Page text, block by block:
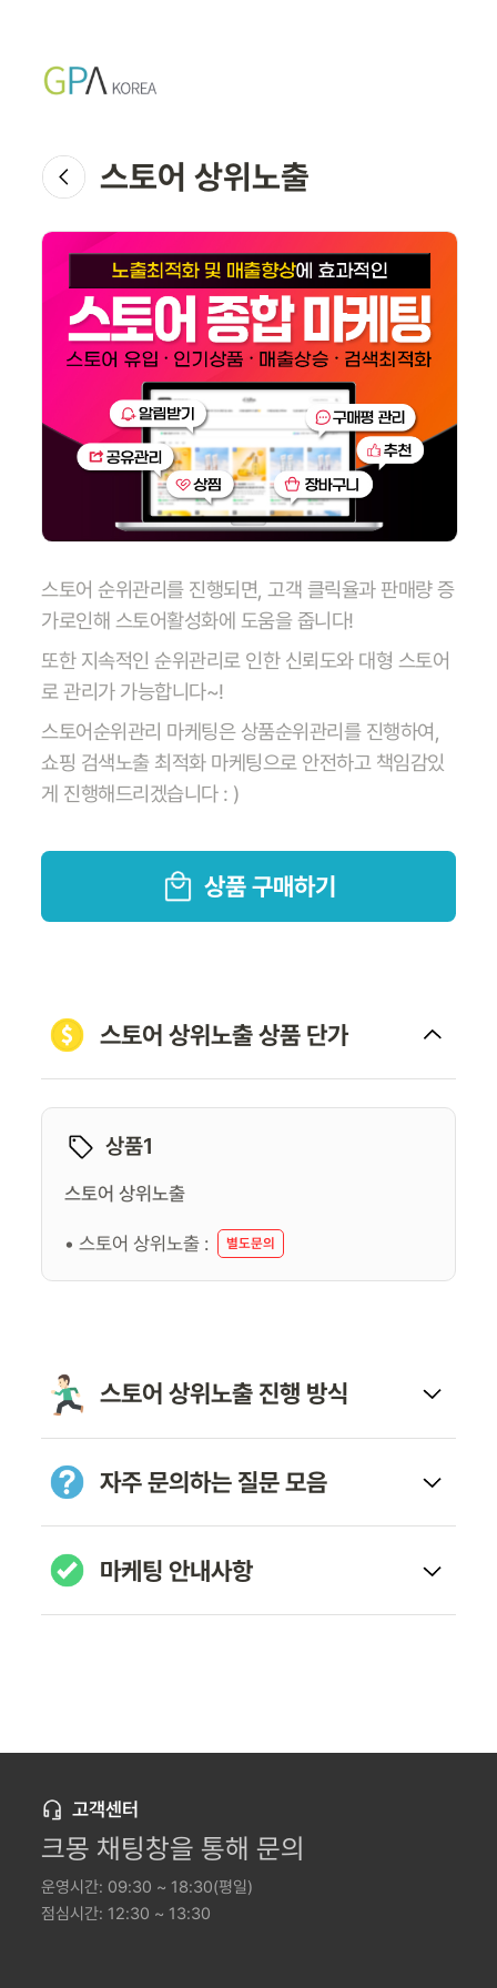
스토어 상위노출
스토어 순위관리를 진행되면, 고객 클릭율과 판매량 증
가로인해 스토어활성화에 도움을 줍니다!
또한 지속적인 순위관리로 인한 신뢰도와 대형 스토어
로 관리가 가능합니다~!
스토어순위관리 마케팅은 상품순위관리를 진행하여,
쇼핑 검색노출 최적화 마케팅으로 안전하고 책임감있
게 진행해드리겠습니다 : )
상품 구매하기
스토어 상위노출 상품 단가
상품1
스토어 상위노출
• 스토어 상위노출 : 별도문의
스토어 상위노출 진행 방식
자주 문의하는 질문 모음
마케팅 안내사항
고객센터
크몽 채팅창을 통해 문의
운영시간: 09:30 ~ 18:30(평일)
점심시간: 12:30 ~ 13:30